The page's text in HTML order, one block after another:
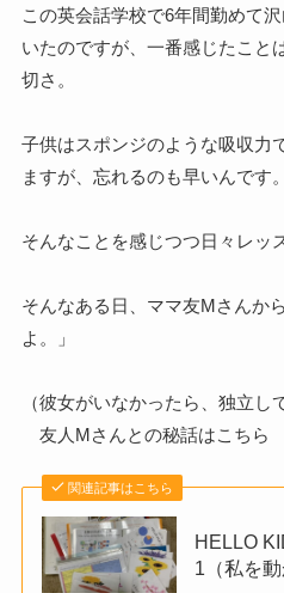
この英会話学校で6年間勤めて
いたのですが、一番感じたこと
切さ。
子供はスポンジのような吸収力
ますが、忘れるのも早いんです。
そんなことを感じつつ日々レッ
そんなある日、ママ友Mさんか
よ。」
（彼女がいなかったら、独立し
友人Mさんとの秘話はこちら
関連記事はこちら
HELLO
1（私を動